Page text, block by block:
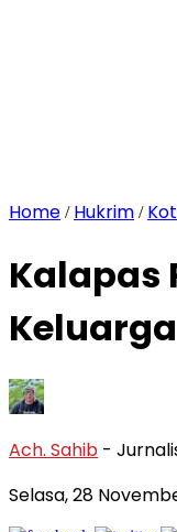
Home / Hukrim /
Kalapas
Keluarga
Ach. Sahib -
Selasa, 28